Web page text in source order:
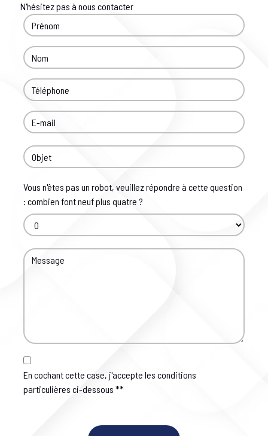
N'hésitez pas à nous contacter
Vous n'êtes pas un robot, veuillez répondre à cette question
: combien font neuf plus quatre ?
En cochant cette case, j'accepte les conditions
particulières ci-dessous **